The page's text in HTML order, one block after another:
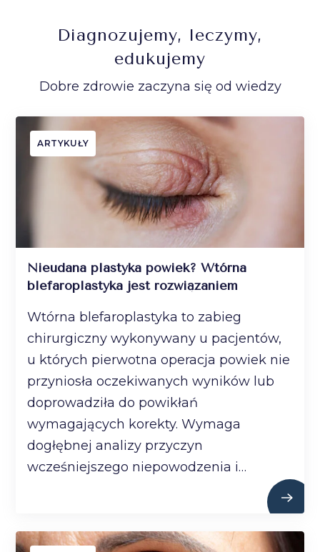
Diagnozujemy, leczymy,
edukujemy
Dobre zdrowie zaczyna się od wiedzy
ARTYKUŁY
Nieudana plastyka powiek? Wtórna
blefaroplastyka jest rozwiązaniem
Wtórna blefaroplastyka to zabieg
chirurgiczny wykonywany u pacjentów,
u których pierwotna operacja powiek nie
przyniosła oczekiwanych wyników lub
doprowadziła do powikłań
wymagających korekty. Wymaga
dogłębnej analizy przyczyn
wcześniejszego niepowodzenia i…